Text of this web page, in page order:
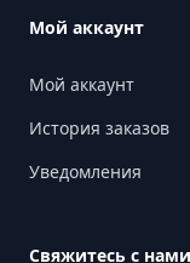
Мой аккаунт
Мой аккаунт
История заказов
Уведомления
Свяжитесь с нами